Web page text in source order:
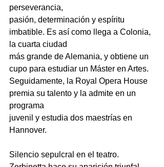
perseverancia,
pasión, determinación y espíritu
imbatible. Es así como llega a Colonia,
la cuarta ciudad
más grande de Alemania, y obtiene un
cupo para estudiar un Máster en Artes.
Seguidamente, la Royal Opera House
premia su talento y la admite en un
programa
juvenil y estudia dos maestrías en
Hannover.
Silencio sepulcral en el teatro.